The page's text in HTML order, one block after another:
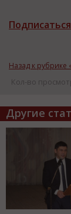
Назад к рубрике
Кол-во
Другие